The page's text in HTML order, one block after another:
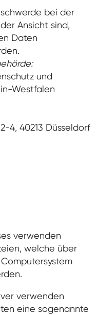
bei der
Ansicht sind,
Daten
und
Westfalen
4, 40213 Düsseldorf
verwenden
welche über
verwenden
eine sogenannte